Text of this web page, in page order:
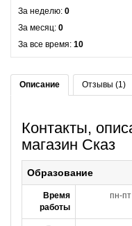
За неделю: 0
За месяц: 0
За все время: 10
Описание Отзывы (1)
Контакты,
магазин Сказ
Образование
Время
работы
пн-